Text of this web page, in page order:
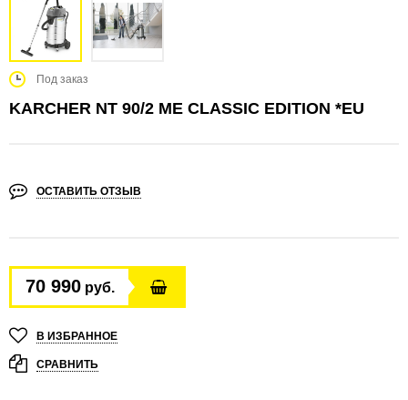
Под заказ
KARCHER NT 90/2 ME CLASSIC EDITION *EU
ОСТАВИТЬ ОТЗЫВ
70 990 руб.
В ИЗБРАННОЕ
СРАВНИТЬ